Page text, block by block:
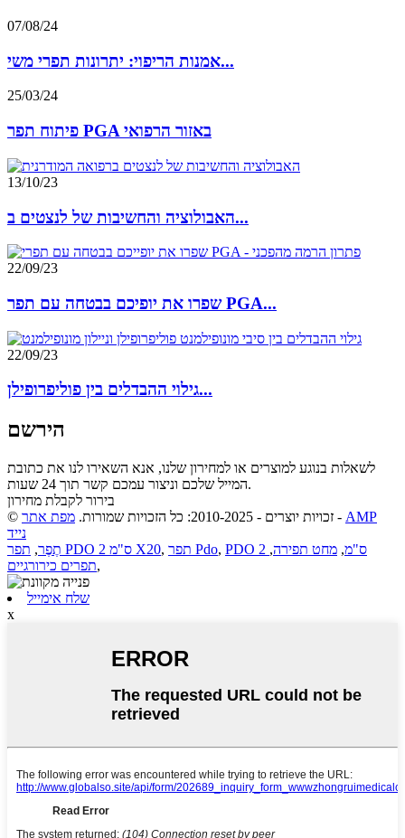
07/08/24
אמנות הריפוי: יתרונות תפרי משי...
25/03/24
פיתוח תפר PGA באזור הרפואי
13/10/23
האבולוציה והחשיבות של לנצטים ב...
22/09/23
שפרו את יופיכם בבטחה עם תפר PGA...
22/09/23
גילוי ההבדלים בין פוליפרופילן...
הירשם
לשאלות בנוגע למוצרים או למחירון שלנו, אנא השאירו לנו את כתובת
המייל שלכם וניצור עמכם קשר תוך 24 שעות.
בירור לקבלת מחירון
© זכויות יוצרים - 2010-2025: כל הזכויות שמורות.
מפת אתר - AMP
נייד
תֶפֶר, תפר PDO 2 ס"מ X20, תפר Pdo, PDO 2 ס"מ, מחט תפירה,
תפרים כירורגיים,
שלח אימייל
x